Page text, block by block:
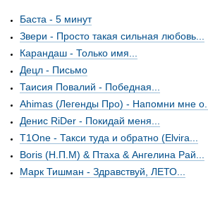
Баста - 5 минут
Звери - Просто такая сильная любовь...
Карандаш - Только имя...
Децл - Письмо
Таисия Повалий - Победная...
Ahimas (Легенды Про) - Напомни мне о...
Денис RiDer - Покидай меня...
T1One - Такси туда и обратно (Elvira...
Boris (Н.П.М) & Птаха & Ангелина Рай...
Марк Тишман - Здравствуй, ЛЕТО...